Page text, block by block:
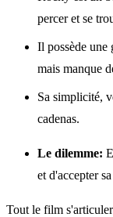
percer et se
Il possède une
mais manque
Sa simplicité,
cadenas.
Le dilemme:
et d'accepter
Tout le film